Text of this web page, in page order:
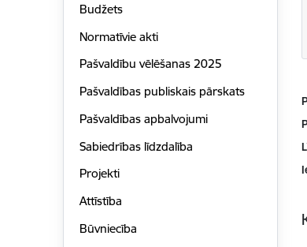
Budžets
Normatīvie akti
Pašvaldību vēlēšanas 2025
Pašvaldības publiskais pārskats
Pašvaldības apbalvojumi
Sabiedrības līdzdalība
Projekti
Attīstība
Būvniecība